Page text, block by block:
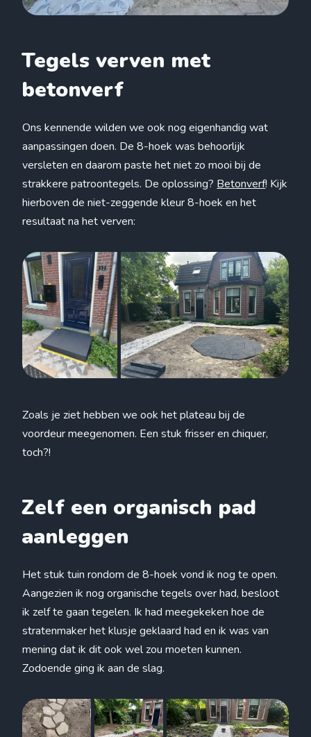
Tegels verven met
betonverf
Ons kennende wilden we ook nog eigenhandig wat
aanpassingen doen. De 8-hoek was behoorlijk
versleten en daarom paste het niet zo mooi bij de
strakkere patroontegels. De oplossing?Betonverf! Kijk
hierboven de niet-zeggende kleur 8-hoek en het
resultaat na het verven:
Zoals je ziet hebben we ook het plateau bij de
voordeur meegenomen. Een stuk frisser en chiquer,
toch?!
Zelf een organisch pad
aanleggen
Het stuk tuin rondom de 8-hoek vond ik nog te open.
Aangezien ik nog organische tegels over had, besloot
ik zelf te gaan tegelen. Ik had meegekeken hoe de
stratenmaker het klusje geklaard had en ik was van
mening dat ik dit ook wel zou moeten kunnen.
Zodoende ging ik aan de slag.